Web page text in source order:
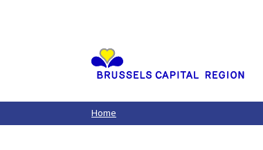
Home